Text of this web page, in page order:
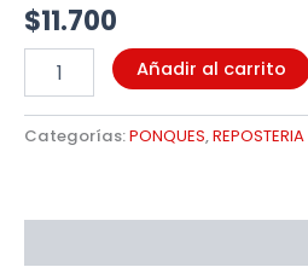
$11.700
Añadir al carrito
Categorías:PONQUES,REPOSTERIA